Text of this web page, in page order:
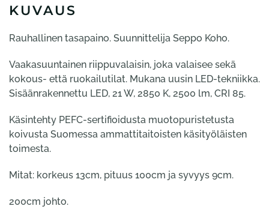
KUVAUS
Rauhallinen tasapaino. Suunnittelija Seppo Koho.
Vaakasuuntainen riippuvalaisin, joka valaisee sekä
kokous- että ruokailutilat. Mukana uusin LED-tekniikka.
Sisäänrakennettu LED, 21 W, 2850 K, 2500 lm, CRI 85.
Käsintehty PEFC-sertifioidusta muotopuristetusta
koivusta Suomessa ammattitaitoisten käsityöläisten
toimesta.
Mitat: korkeus 13cm, pituus 100cm ja syvyys 9cm.
200cm johto.